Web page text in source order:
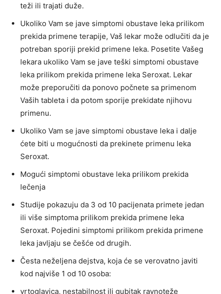
teži ili trajati duže.
Ukoliko Vam se jave simptomi obustave leka prilikom
prekida primene terapije, Vaš lekar može odlučiti da je
potreban sporiji prekid primene leka. Posetite Vašeg
lekara ukoliko Vam se jave teški simptomi obustave
leka prilikom prekida primene leka Seroxat. Lekar
može preporučiti da ponovo počnete sa primenom
Vaših tableta i da potom sporije prekidate njihovu
primenu.
Ukoliko Vam se jave simptomi obustave leka i dalje
ćete biti u mogućnosti da prekinete primenu leka
Seroxat.
Mogući simptomi obustave leka prilikom prekida
lečenja
Studije pokazuju da 3 od 10 pacijenata primete jedan
ili više simptoma prilikom prekida primene leka
Seroxat. Pojedini simptomi prilikom prekida primene
leka javljaju se češće od drugih.
Česta neželjena dejstva, koja će se verovatno javiti
kod najviše 1 od 10 osoba:
vrtoglavica, nestabilnost ili gubitak ravnoteže